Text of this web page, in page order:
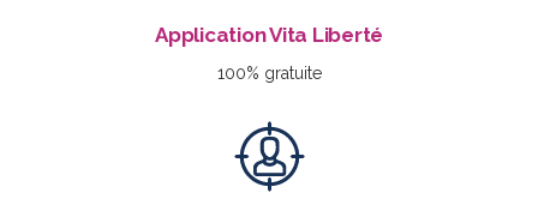
Application Vita Liberté
100% gratuite